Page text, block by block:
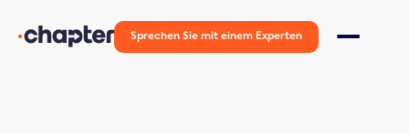
Sprechen Sie mit einem Experten